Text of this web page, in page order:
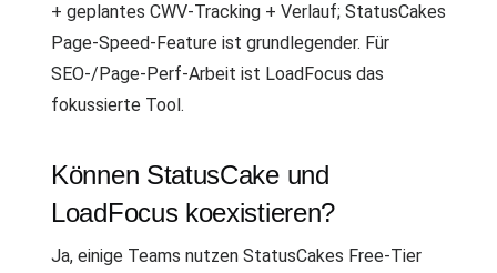
+ geplantes CWV-Tracking + Verlauf; StatusCakes
Page-Speed-Feature ist grundlegender. Für
SEO-/Page-Perf-Arbeit ist LoadFocus das
fokussierte Tool.
Können StatusCake und
LoadFocus koexistieren?
Ja, einige Teams nutzen StatusCakes Free-Tier